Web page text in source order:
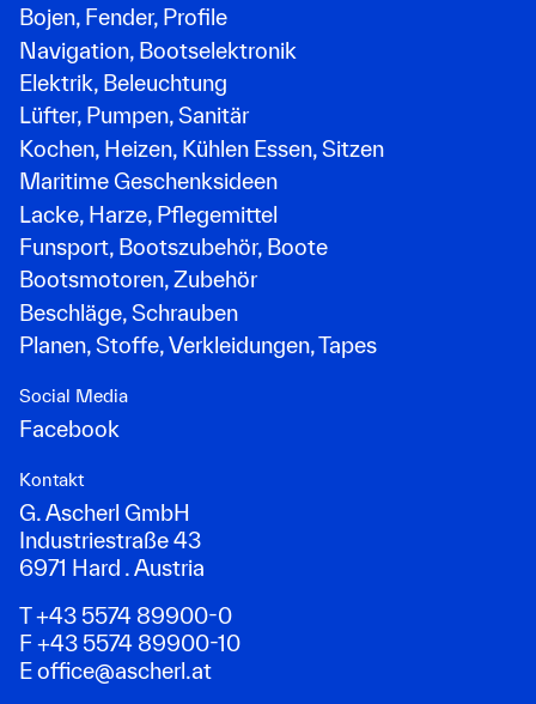
Bojen, Fender, Profile
Navigation, Bootselektronik
Elektrik, Beleuchtung
Lüfter, Pumpen, Sanitär
Kochen, Heizen, Kühlen Essen, Sitzen
Maritime Geschenksideen
Lacke, Harze, Pflegemittel
Funsport, Bootszubehör, Boote
Bootsmotoren, Zubehör
Beschläge, Schrauben
Planen, Stoffe, Verkleidungen, Tapes
Social Media
Facebook
Kontakt
G. Ascherl GmbH
Industriestraße 43
6971 Hard . Austria
T +43 5574 89900-0
F +43 5574 89900-10
Eoffice@ascherl.at